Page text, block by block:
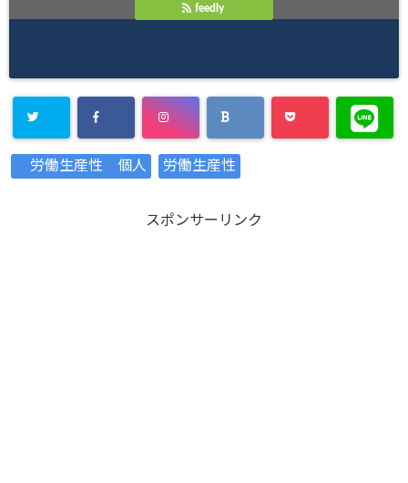
feedly
Undefined
労働生産性 個人 労働生産性
スポンサーリンク